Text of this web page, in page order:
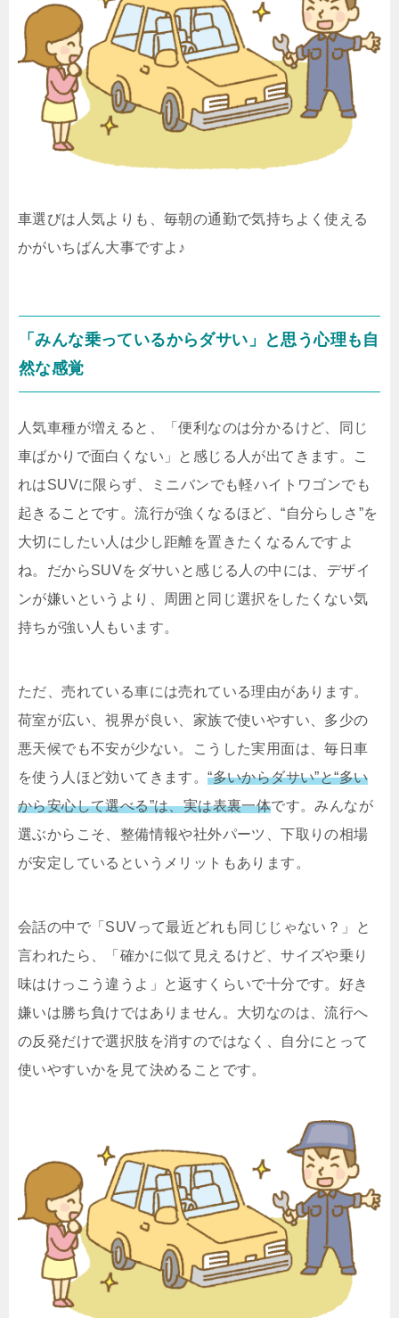
車選びは人気よりも、毎朝の通勤で気持ちよく使える
かがいちばん大事ですよ♪
「みんな乗っているからダサい」と思う心理も自
然な感覚
人気車種が増えると、「便利なのは分かるけど、同じ
車ばかりで面白くない」と感じる人が出てきます。こ
れはSUVに限らず、ミニバンでも軽ハイトワゴンでも
起きることです。流行が強くなるほど、“自分らしさ”を
大切にしたい人は少し距離を置きたくなるんですよ
ね。だからSUVをダサいと感じる人の中には、デザイ
ンが嫌いというより、周囲と同じ選択をしたくない気
持ちが強い人もいます。
ただ、売れている車には売れている理由があります。
荷室が広い、視界が良い、家族で使いやすい、多少の
悪天候でも不安が少ない。こうした実用面は、毎日車
を使う人ほど効いてきます。“多いからダサい”と“多い
から安心して選べる”は、実は表裏一体です。みんなが
選ぶからこそ、整備情報や社外パーツ、下取りの相場
が安定しているというメリットもあります。
会話の中で「SUVって最近どれも同じじゃない？」と
言われたら、「確かに似て見えるけど、サイズや乗り
味はけっこう違うよ」と返すくらいで十分です。好き
嫌いは勝ち負けではありません。大切なのは、流行へ
の反発だけで選択肢を消すのではなく、自分にとって
使いやすいかを見て決めることです。